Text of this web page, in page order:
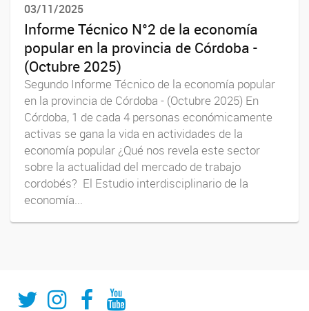
03/11/2025
Informe Técnico N°2 de la economía
popular en la provincia de Córdoba -
(Octubre 2025)
Segundo Informe Técnico de la economía popular
en la provincia de Córdoba - (Octubre 2025) En
Córdoba, 1 de cada 4 personas económicamente
activas se gana la vida en actividades de la
economía popular ¿Qué nos revela este sector
sobre la actualidad del mercado de trabajo
cordobés? El Estudio interdisciplinario de la
economía...
Twitter
Instagram
Fecebook
Youtube